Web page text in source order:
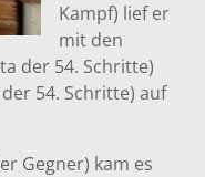
Kampf) lief er
mit den
der 54. Schritte)
54. Schritte) auf
Gegner) kam es